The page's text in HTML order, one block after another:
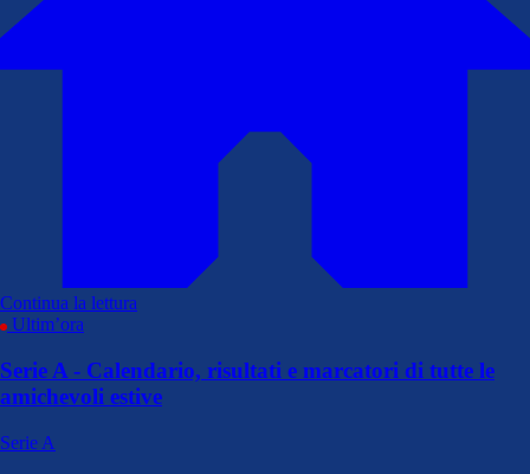
Continua la lettura
Ultim’ora
Serie A - Calendario, risultati e marcatori di tutte le
amichevoli estive
Serie A